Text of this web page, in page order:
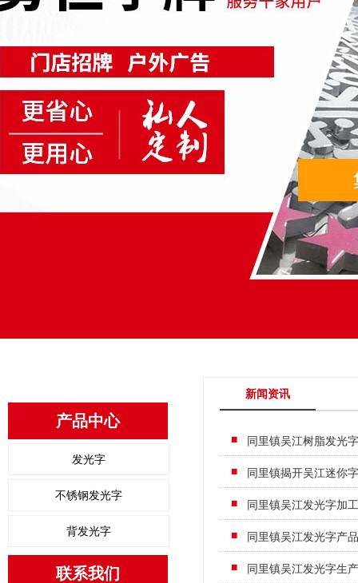
产品中心
发光字
不锈钢发光字
背发光字
联系我们
新闻资讯
同里镇吴江树脂发光
同里镇揭开吴江迷你
同里镇吴江发光字加
同里镇吴江发光字产
同里镇吴江发光字生